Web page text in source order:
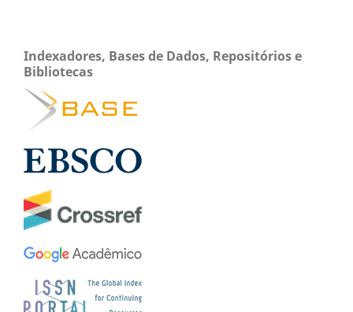
Indexadores, Bases de Dados, Repositórios e
Bibliotecas